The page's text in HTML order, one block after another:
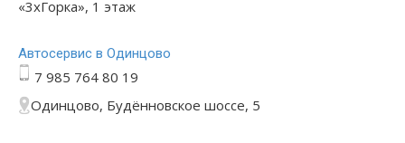
«3хГорка», 1 этаж
Автосервис в Одинцово
7 985 764 80 19
Одинцово, Будённовское шоссе, 5